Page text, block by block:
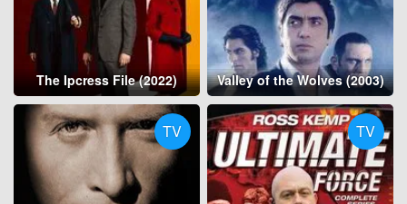
The Ipcress File (2022) Valley of the Wolves (2003)
TV TV